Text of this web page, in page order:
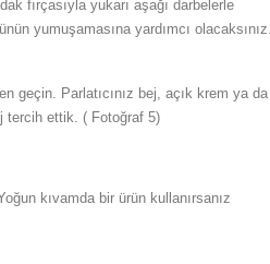
fırçasıyla yukarı aşağı darbelerle
yumuşamasına yardımcı
geçin. Parlatıcınız bej, açık krem ya da
tercih ettik. ( Fotoğraf 5)
kıvamda bir ürün kullanırsanız